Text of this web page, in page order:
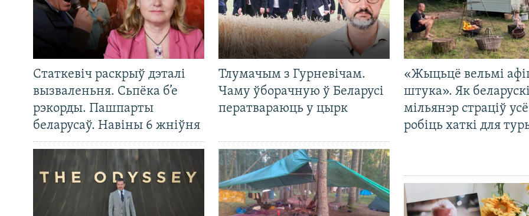
Статкевіч раскрыў дэталі
вызваленьня. Сьпёка б’е
рэкорды. Пашпарты
беларусаў. Навіны 6 жніўня
Тлумачым з Гурневічам.
Чаму ўборачную ў Беларусі
ператвараюць у цырк
«Жыцьцё вельмі
штука». Як
мільянэр страціў
робіць хаткі для